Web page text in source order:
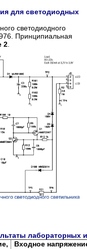
для светодиодных
светодиодного
Принципиальная
2
Входное
лабораторных